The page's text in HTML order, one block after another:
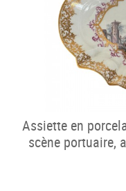
Assiette en
scène portuaire,